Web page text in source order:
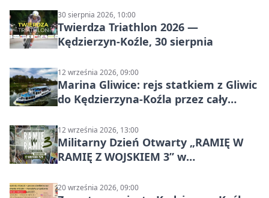
30 sierpnia 2026, 10:00
Twierdza Triathlon 2026 —
Kędzierzyn-Koźle, 30 sierpnia
12 września 2026, 09:00
Marina Gliwice: rejs statkiem z Gliwic
do Kędzierzyna-Koźla przez cały
12 września 2026, 13:00
Militarny Dzień Otwarty „RAMIĘ W
RAMIĘ Z WOJSKIEM 3” w
20 września 2026, 09:00